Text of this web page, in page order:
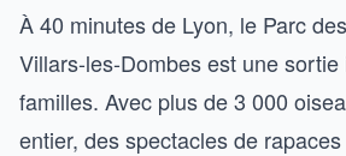
À 40 minutes de Lyon, le Parc
Villars-les-Dombes est une
familles. Avec plus de 3 000
entier, des spectacles de